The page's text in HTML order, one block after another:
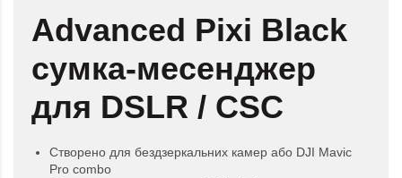
Advanced Pixi Black
сумка-месенджер
для DSLR / CSC
Створено для бездзеркальних камер або DJI Mavic
Pro combo